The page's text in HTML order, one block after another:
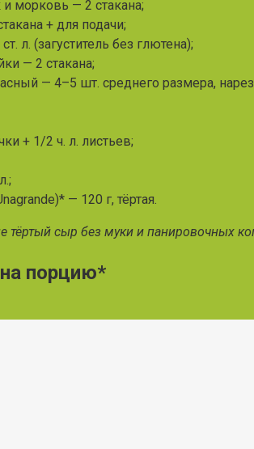
морковь — 2 стакана;
+ для подачи;
л. (загуститель без глютена);
— 2 стакана;
— 4–5 шт. среднего размера,
+ 1/2 ч. л. листьев;
— 120 г, тёртая.
тёртый сыр без муки и панировочных
порцию*